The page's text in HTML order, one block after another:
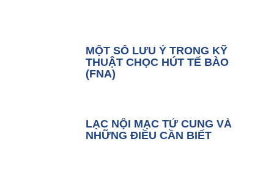
MỘT SỐ LƯU Ý TRONG KỸ
THUẬT CHỌC HÚT TẾ BÀO
(FNA)
LẠC NỘI MẠC TỬ CUNG VÀ
NHỮNG ĐIỀU CẦN BIẾT